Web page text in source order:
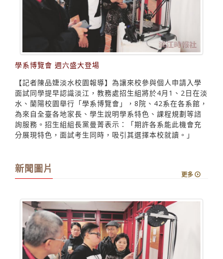
學系博覽會 週六盛大登場
【記者陳品婕淡水校園報導】為讓來校參與個人申請入學
面試同學提早認識淡江，教務處招生組將於4月1、2日在淡
水、蘭陽校園舉行「學系博覽會」，8院、42系在各系館，
為來自全臺各地家長、學生說明學系特色、課程規劃等諮
詢服務。招生組組長黨曼菁表示：「期許各系能此機會充
分展現特色，面試考生同時，吸引其選擇本校就讀。」
新聞圖片
更多